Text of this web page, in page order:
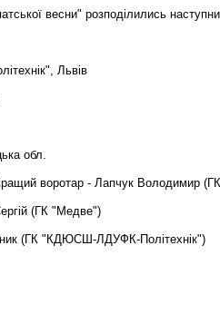
весни" розподілились
Львів
обл.
воротар - Лапчук Володимир
(ГК "Медве")
(ГК "КДЮСШ-ЛДУФК-Політехнік")